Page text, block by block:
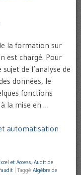
la formation sur
est chargé. Pour
de l’analyse de
données, le
fonctions
la mise en …
automatisation
et Access Audit de
Taggé Algèbre de